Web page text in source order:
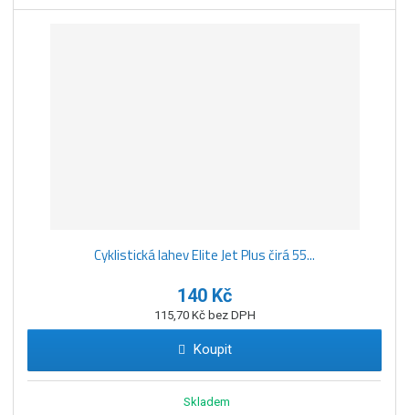
Cyklistická lahev Elite Jet Plus čirá 55...
140 Kč
115,70 Kč bez DPH
Koupit
Skladem